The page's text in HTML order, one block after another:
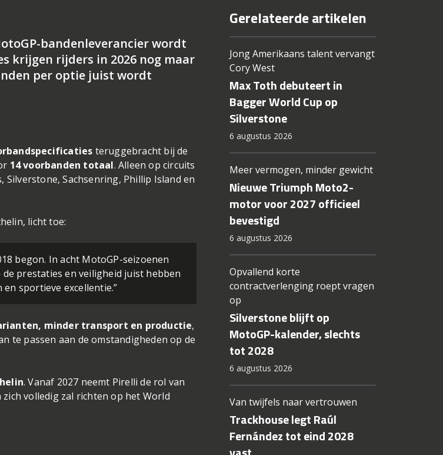
bandenleverancier wordt
krijgen rijders in 2026 nog maar
per optie juist wordt
teruggebracht bij de
14 voorbanden totaal. Alleen op circuits
Silverstone, Sachsenring, Phillip Island en
licht toe:
begon. In acht MotoGP-seizoenen
prestaties en veiligheid juist hebben
sportieve excellentie.”
minder transport en productie,
te passen aan de omstandigheden op de
. Vanaf 2027 neemt Pirelli de rol van
volledig zal richten op het World
Gerelateerde artikelen
Jong Amerikaans talent vervangt
Cory West
Max Toth debuteert in
Bagger World Cup op
Silverstone
6 augustus 2026
Meer vermogen, minder gewicht
Nieuwe Triumph Moto2-
motor voor 2027 officieel
bevestigd
6 augustus 2026
Opvallend korte
contractverlenging roept vragen
op
Silverstone blijft op
MotoGP-kalender, slechts
tot 2028
6 augustus 2026
Van twijfels naar vertrouwen
Trackhouse legt Raúl
Fernández tot eind 2028